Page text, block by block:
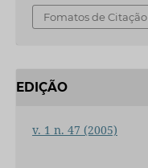
Fomatos de Citação
EDIÇÃO
v. 1 n. 47 (2005)